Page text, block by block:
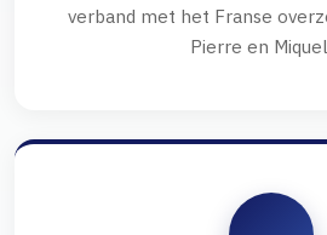
verband met het Franse
Pierre en